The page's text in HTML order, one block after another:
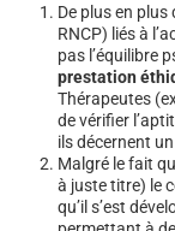
De plus en plus
RNCP) liés à
pas l’équilibre
prestation
Thérapeutes
de vérifier
ils décernent
Malgré le fait
à juste titre) le
qu’il s’est